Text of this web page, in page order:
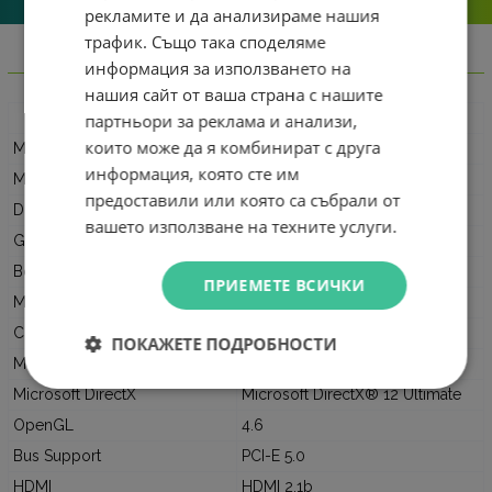
Информация
Характеристики на видеокарта
Memory Amount
8 GB
Memory Interface
128 bits
DRAM Type
GDDR7
Graphics Clock
Boost Clock
Memory Clock
CUDA Cores
Memory Bandwidth (GB/sec)
Microsoft DirectX
Microsoft DirectX® 12 Ultimate
OpenGL
4.6
Bus Support
PCI-E 5.0
HDMI
HDMI 2.1b
рекламите и да анализираме нашия
трафик. Също така споделяме
информация за използването на
нашия сайт от ваша страна с нашите
партньори за реклама и анализи,
които може да я комбинират с друга
информация, която сте им
предоставили или която са събрали от
вашето използване на техните услуги.
ПРИЕМЕТЕ ВСИЧКИ
ПОКАЖЕТЕ ПОДРОБНОСТИ